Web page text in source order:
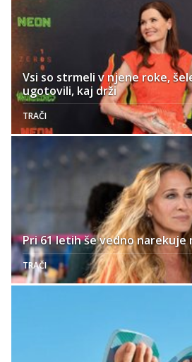
Vsi so strmeli v njene roke,
ugotovili, kaj drži
TRAČI
Pri 61 letih še vedno
TRAČI